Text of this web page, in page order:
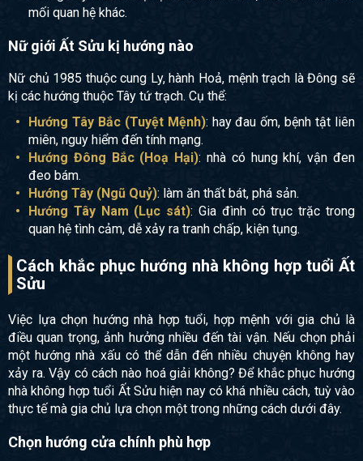
mối quan hệ khác.
Nữ giới Ất Sửu kị hướng nào
Nữ chủ 1985 thuộc cung Ly, hành Hoả, mệnh trạch là Đông sẽ
kị các hướng thuộc Tây tứ trạch. Cụ thể:
Hướng Tây Bắc (Tuyệt Mệnh): hay đau ốm, bệnh tật liên
miên, nguy hiểm đến tính mạng.
Hướng Đông Bắc (Hoạ Hại): nhà có hung khí, vận đen
đeo bám.
Hướng Tây (Ngũ Quỷ): làm ăn thất bát, phá sản.
Hướng Tây Nam (Lục sát): Gia đình có trục trặc trong
quan hệ tình cảm, dễ xảy ra tranh chấp, kiện tụng.
Cách khắc phục hướng nhà không hợp tuổi Ất
Sửu
Việc lựa chọn hướng nhà hợp tuổi, hợp mệnh với gia chủ là
điều quan trọng, ảnh hưởng nhiều đến tài vận. Nếu chọn phải
một hướng nhà xấu có thể dẫn đến nhiều chuyện không hay
xảy ra. Vậy có cách nào hoá giải không? Để khắc phục hướng
nhà không hợp tuổi Ất Sửu hiện nay có khá nhiều cách, tuỳ vào
thực tế mà gia chủ lựa chọn một trong những cách dưới đây.
Chọn hướng cửa chính phù hợp